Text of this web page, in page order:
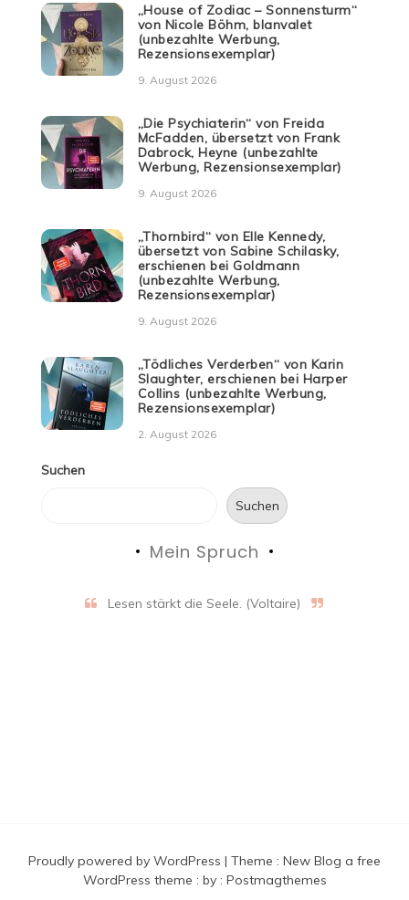
„House of Zodiac – Sonnensturm“
von Nicole Böhm, blanvalet
(unbezahlte Werbung,
Rezensionsexemplar)
9. August 2026
„Die Psychiaterin“ von Freida
McFadden, übersetzt von Frank
Dabrock, Heyne (unbezahlte
Werbung, Rezensionsexemplar)
9. August 2026
„Thornbird“ von Elle Kennedy,
übersetzt von Sabine Schilasky,
erschienen bei Goldmann
(unbezahlte Werbung,
Rezensionsexemplar)
9. August 2026
„Tödliches Verderben“ von Karin
Slaughter, erschienen bei Harper
Collins (unbezahlte Werbung,
Rezensionsexemplar)
2. August 2026
Suchen
Suchen
Mein Spruch
Lesen stärkt die Seele. (Voltaire)
Proudly powered by WordPress | Theme : New Blog a free
WordPress theme : by : Postmagthemes